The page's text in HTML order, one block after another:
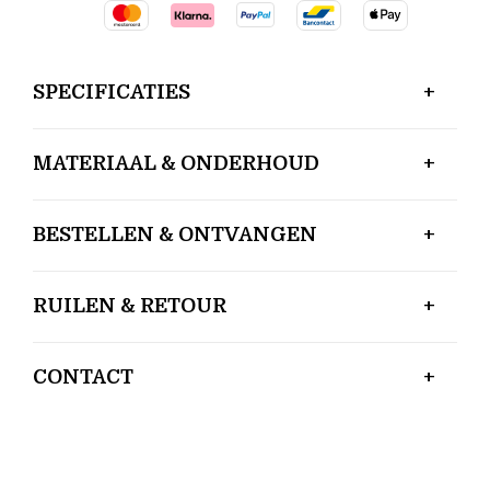
SPECIFICATIES
MATERIAAL & ONDERHOUD
BESTELLEN & ONTVANGEN
RUILEN & RETOUR
CONTACT